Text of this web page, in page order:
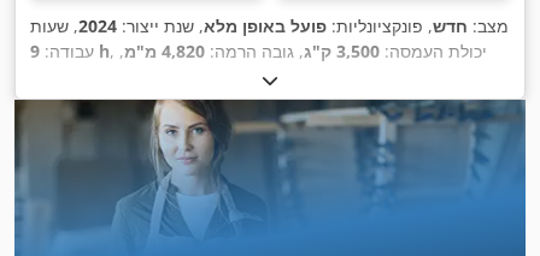
מצב: חדש, פונקציונליות: פועל באופן מלא, שנת ייצור: 2024, שעות
עבודה: 9 h , יכולת העמסה: 3,500 ק"ג , גובה הרמה: 4,820 מ"מ
,
, סוג דלק:
גובה בנייה:2,350 מ"מ , כוח:45 קילוואט (61.18 כ"ס)
, רוחב
מסגרת המזלג:1,190 מ"מ , אורך המזלג:1,200 מ"מ
, משקל עצמי:
, אורך כולל:2,750 מ"מ , סוג הנעה: Diesel
, רוחב בנייה: